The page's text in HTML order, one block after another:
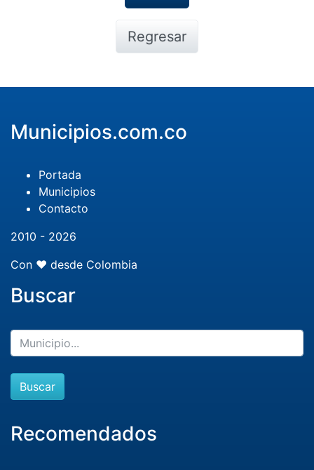
Regresar
Municipios.com.co
Portada
Municipios
Contacto
2010 - 2026
Con ❤️ desde Colombia
Buscar
Buscar
Recomendados